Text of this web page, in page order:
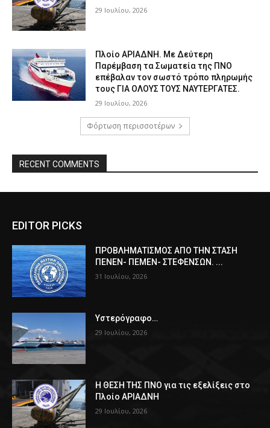
29 Ιουλίου, 2026
Πλοίο ΑΡΙΑΔΝΗ. Με Δεύτερη
Παρέμβαση τα Σωματεία της ΠΝΟ
επέβαλαν τον σωστό τρόπο πληρωμής
τους ΓΙΑ ΟΛΟΥΣ ΤΟΥΣ ΝΑΥΤΕΡΓΑΤΕΣ.
29 Ιουλίου, 2026
Φόρτωση περισσοτέρων
RECENT COMMENTS
EDITOR PICKS
ΠPOΒΛΗΜΑΤΙΣΜΟΣ ΑΠΟ ΤΗΝ ΣΤΑΣΗ
ΠΕΝΕΝ- ΠΕΜΕΝ- ΣΤΕΦΕΝΣΩΝ. ...
31 Ιουλίου, 2026
Υστερόγραφο…
29 Ιουλίου, 2026
Η ΘΕΣΗ ΤΗΣ ΠΝΟ για τις εξελίξεις στο
Πλοίο ΑΡΙΑΔΝΗ
29 Ιουλίου, 2026